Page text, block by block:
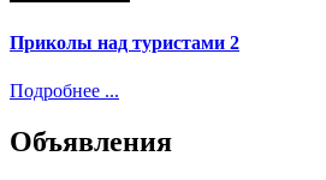
Приколы над туристами 2
Подробнее ...
Объявления